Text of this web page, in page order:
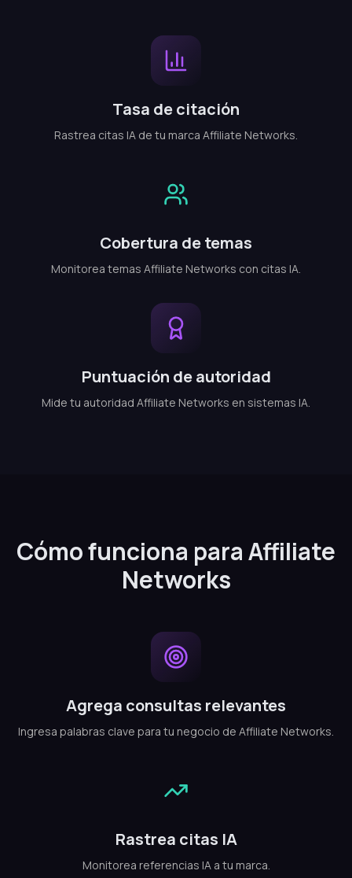
Tasa de citación
Rastrea citas IA de tu marca Affiliate Networks.
Cobertura de temas
Monitorea temas Affiliate Networks con citas IA.
Puntuación de autoridad
Mide tu autoridad Affiliate Networks en sistemas IA.
Cómo funciona para Affiliate
Networks
Agrega consultas relevantes
Ingresa palabras clave para tu negocio de Affiliate Networks.
Rastrea citas IA
Monitorea referencias IA a tu marca.